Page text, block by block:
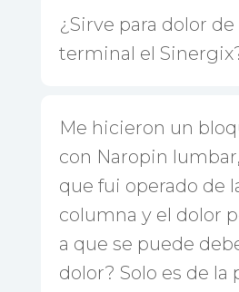
¿Sirve para dolor
terminal el
Me hicieron un
con Naropin
que fui operado de
columna y el dolor
a que se puede
dolor? Solo es de la